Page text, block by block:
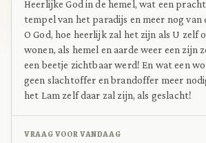
Heerlijke God in de hemel, wat een
tempel van het paradijs en meer nog van
O God, hoe heerlijk zal het zijn als U zelf
wonen, als hemel en aarde weer een zijn
een beetje zichtbaar werd! En wat een
geen slachtoffer en brandoffer meer
het Lam zelf daar zal zijn, als geslacht!
VRAAG VOOR VANDAAG